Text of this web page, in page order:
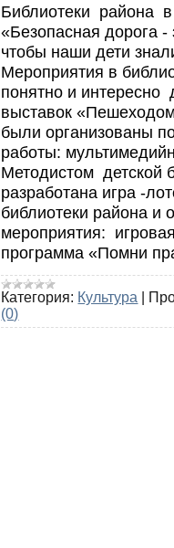
Библиотеки района
«Безопасная дорога
чтобы наши дети
Мероприятия в
понятно и
выставок
были организованы
работы:
Методистом детской
разработана игра -
библиотеки района и
мероприятия:
программа «Помни
Категория: Культура
(0)